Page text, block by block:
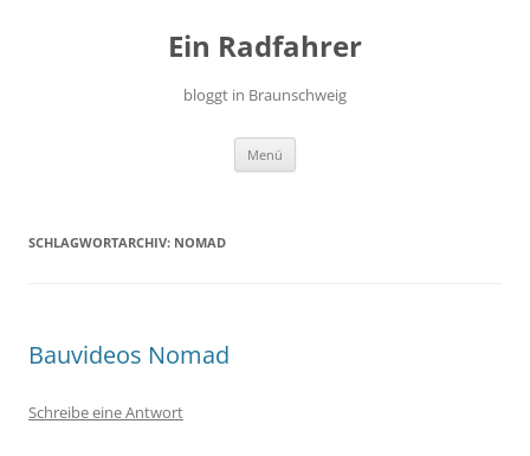
Ein Radfahrer
bloggt in Braunschweig
Menü
SCHLAGWORTARCHIV: NOMAD
Bauvideos Nomad
Schreibe eine Antwort